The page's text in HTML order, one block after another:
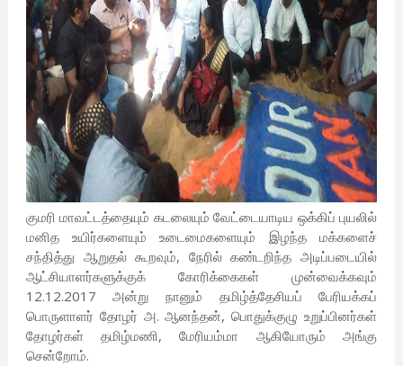
குமரி மாவட்டத்தையும் கடலையும் வேட்டையாடிய ஒக்கிப் புயலில்
மனித உயிர்களையும் உடைமைகளையும் இழந்த மக்களைச்
சந்தித்து ஆறுதல் கூறவும், நேரில் கண்டறிந்த அடிப்படையில்
ஆட்சியாளர்களுக்குக் கோரிக்கைகள் முன்வைக்கவும்
12.12.2017 அன்று நானும் தமிழ்த்தேசியப் பேரியக்கப்
பொருளாளர் தோழர் அ. ஆனந்தன், பொதுக்குழு உறுப்பினர்கள்
தோழர்கள் தமிழ்மணி, மேரியம்மா ஆகியோரும் அங்கு
சென்றோம்.